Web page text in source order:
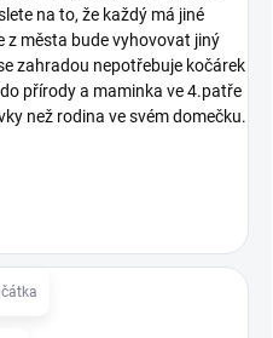
na to, že každý má jiné
z města bude vyhovovat jiný
zahradou nepotřebuje kočárek
přírody a maminka ve 4.patře
než rodina ve svém domečku.